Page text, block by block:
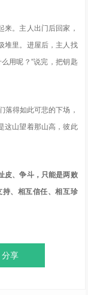
来。主人出门后回家，
堆里。进屋后，主人找
用呢？”说完，把钥匙
落得如此可悲的下场，
这山望着那山高，彼此
、争斗，只能是两败
、相互信任、相互珍
分享